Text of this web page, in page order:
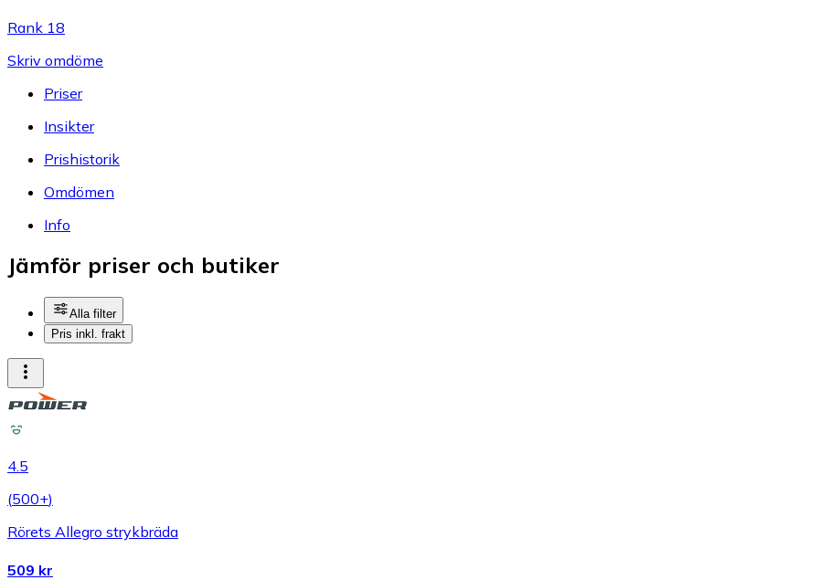
Rank 18
Skriv omdöme
Priser
Insikter
Prishistorik
Omdömen
Info
Jämför priser och butiker
Alla filter
Pris inkl. frakt
4.5
(500+)
Rörets Allegro strykbräda
509 kr